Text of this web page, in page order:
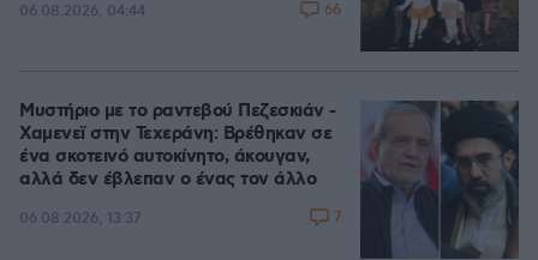
06.08.2026, 04:44 66
Μυστήριο με το ραντεβού Πεζεσκιάν -
Χαμενεϊ στην Τεχεράνη: Βρέθηκαν σε
ένα σκοτεινό αυτοκίνητο, άκουγαν,
αλλά δεν έβλεπαν ο ένας τον άλλο
06.08.2026, 13:37 7